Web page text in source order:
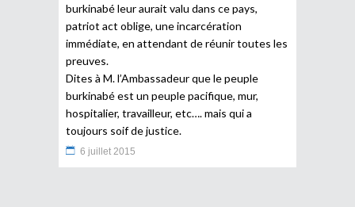
burkinabé leur aurait valu dans ce pays,
patriot act oblige, une incarcération
immédiate, en attendant de réunir toutes les
preuves.
Dites à M. l’Ambassadeur que le peuple
burkinabé est un peuple pacifique, mur,
hospitalier, travailleur, etc…. mais qui a
toujours soif de justice.
6 juillet 2015